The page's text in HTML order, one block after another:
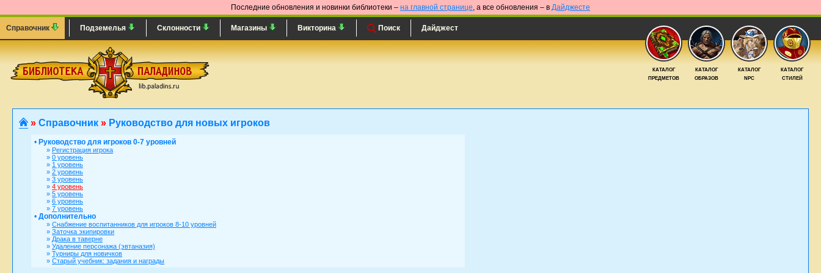
Последние обновления и новинки библиотеки – на главной странице, а все обновления – в Дайджесте
КАТАЛОГ
СТИЛЕЙ
КАТАЛОГ
NPC
КАТАЛОГ
ОБРАЗОВ
КАТАЛОГ
ПРЕДМЕТОВ
Справочник Подземелья Склонности Магазины Викторина Поиск Дайджест
» Справочник » Руководство для новых игроков
• Руководство для игроков 0-7 уровней
» Регистрация игрока
» 0 уровень
» 1 уровень
» 2 уровень
» 3 уровень
» 4 уровень
» 5 уровень
» 6 уровень
» 7 уровень
• Дополнительно
» Снабжение воспитанников для игроков 8-10 уровней
» Заточка экипировки
» Драка в таверне
» Удаление персонажа (эвтаназия)
» Турниры для новичков
» Старый учебник: задания и награды